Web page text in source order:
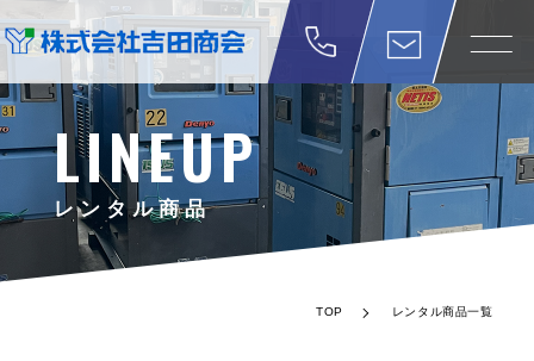
LINEUP
レンタル商品
TOP レンタル商品一覧